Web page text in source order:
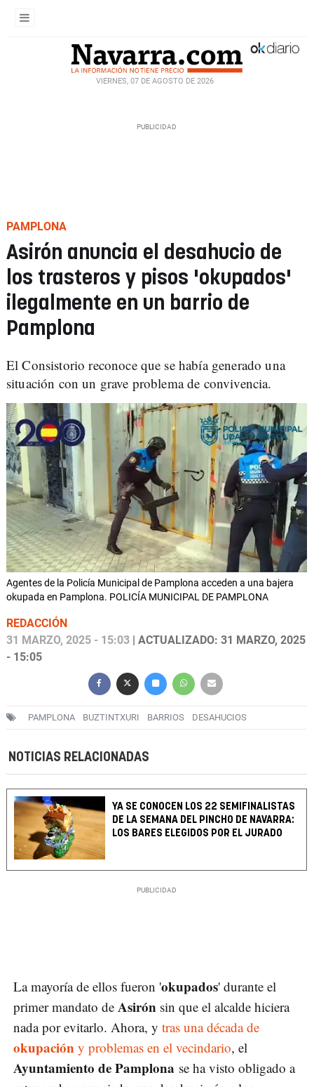
VIERNES, 07 DE AGOSTO DE 2026
PAMPLONA
Asirón anuncia el desahucio de
los trasteros y pisos 'okupados'
ilegalmente en un barrio de
Pamplona
El Consistorio reconoce que se había generado una
situación con un grave problema de convivencia.
Agentes de la Policía Municipal de Pamplona acceden a una bajera
okupada en Pamplona. POLICÍA MUNICIPAL DE PAMPLONA
REDACCIÓN
31 MARZO, 2025 - 15:03 | ACTUALIZADO: 31 MARZO, 2025
- 15:05
PAMPLONA BUZTINTXURI BARRIOS DESAHUCIOS
NOTICIAS RELACIONADAS
YA SE CONOCEN LOS 22 SEMIFINALISTAS
DE LA SEMANA DEL PINCHO DE NAVARRA:
LOS BARES ELEGIDOS POR EL JURADO
La mayoría de ellos fueron 'okupados' durante el
primer mandato de Asirón sin que el alcalde hiciera
nada por evitarlo. Ahora, y tras una década de
okupación y problemas en el vecindario, el
Ayuntamiento de Pamplona se ha visto obligado a